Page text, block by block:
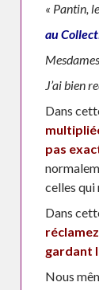
« Pantin,
au
J’ai bien
Dans
pas
celles qui
Dans
gardant
Nous